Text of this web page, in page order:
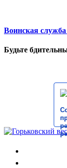
Воинская
Будьте